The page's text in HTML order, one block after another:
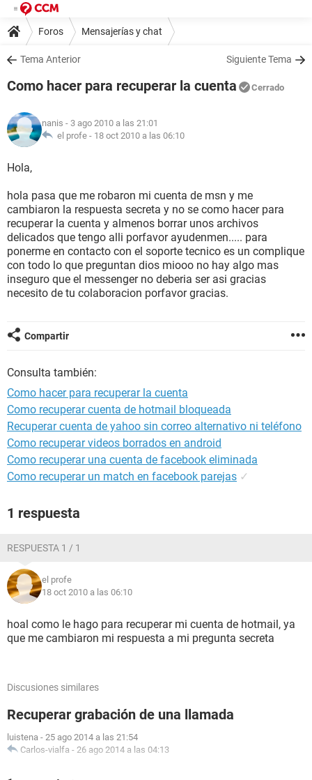
Foros Mensajerías y chat
Tema Anterior Siguiente Tema
Como hacer para recuperar la cuenta Cerrado
nanis - 3 ago 2010 a las 21:01
el profe - 18 oct 2010 a las 06:10
Hola,
hola pasa que me robaron mi cuenta de msn y me
cambiaron la respuesta secreta y no se como hacer para
recuperar la cuenta y almenos borrar unos archivos
delicados que tengo alli porfavor ayudenmen..... para
ponerme en contacto con el soporte tecnico es un complique
con todo lo que preguntan dios miooo no hay algo mas
inseguro que el messenger no deberia ser asi gracias
necesito de tu colaboracion porfavor gracias.
Compartir
Consulta también:
Como hacer para recuperar la cuenta
Como recuperar cuenta de hotmail bloqueada
Recuperar cuenta de yahoo sin correo alternativo ni teléfono
Como recuperar videos borrados en android
Como recuperar una cuenta de facebook eliminada
Como recuperar un match en facebook parejas ✓
1 respuesta
RESPUESTA 1 / 1
el profe
18 oct 2010 a las 06:10
hoal como le hago para recuperar mi cuenta de hotmail, ya
que me cambiaron mi respuesta a mi pregunta secreta
Discusiones similares
Recuperar grabación de una llamada
luistena - 25 ago 2014 a las 21:54
Carlos-vialfa - 26 ago 2014 a las 04:13